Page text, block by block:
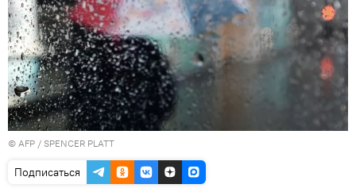
© AFP / SPENCER PLATT
Подписаться